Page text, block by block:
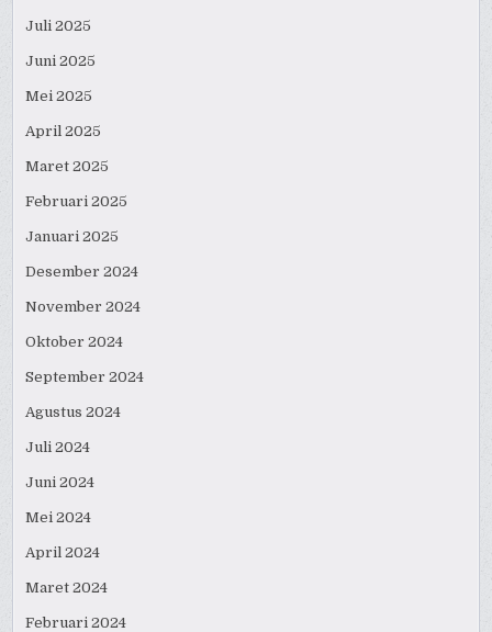
Juli 2025
Juni 2025
Mei 2025
April 2025
Maret 2025
Februari 2025
Januari 2025
Desember 2024
November 2024
Oktober 2024
September 2024
Agustus 2024
Juli 2024
Juni 2024
Mei 2024
April 2024
Maret 2024
Februari 2024